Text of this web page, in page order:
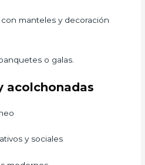
manteles y decoración
o galas.
acolchonadas
y sociales